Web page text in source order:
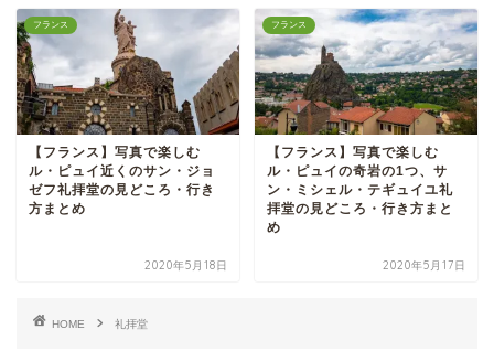
フランス
【フランス】写真で楽しむ
ル・ピュイ近くのサン・ジョ
ゼフ礼拝堂の見どころ・行き
方まとめ
2020年5月18日
フランス
【フランス】写真で楽しむ
ル・ピュイの奇岩の1つ、サ
ン・ミシェル・テギュイユ礼
拝堂の見どころ・行き方まと
め
2020年5月17日
HOME 礼拝堂